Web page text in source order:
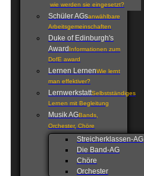
wie werden sie eingesetzt?
Schüler AGsanwählbare
Arbeitsgemeinschaften
Duke of Edinburgh's
Award Informationen zum
DofE award
Lernen LernenWie lernt
man effektiver?
LernwerkstattSelbstständiges
Lernen mit Begleitung
Musik AGBands,
Orchester, Chöre
Streicherklassen-AG
Die Band-AG
Chöre
Orchester